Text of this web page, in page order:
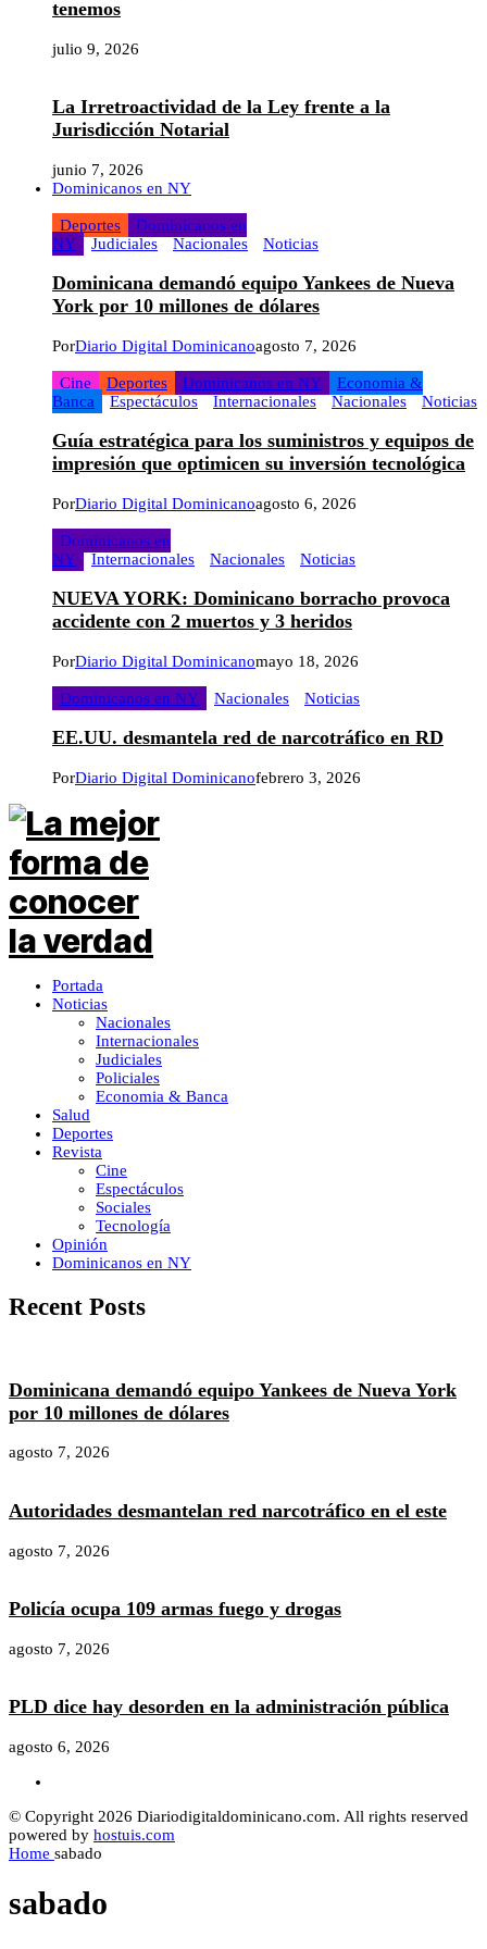
tenemos
julio 9, 2026
La Irretroactividad de la Ley frente a la
Jurisdicción Notarial
junio 7, 2026
Dominicanos en NY
Deportes
Dominicanos en
NY
Judiciales Nacionales Noticias
Dominicana demandó equipo Yankees de Nueva
York por 10 millones de dólares
PorDiario Digital Dominicanoagosto 7, 2026
Cine Deportes Dominicanos en NY
Economia &
Banca
Espectáculos Internacionales Nacionales Noticias
Guía estratégica para los suministros y equipos de
impresión que optimicen su inversión tecnológica
PorDiario Digital Dominicanoagosto 6, 2026
Dominicanos en
NY
Internacionales Nacionales Noticias
NUEVA YORK: Dominicano borracho provoca
accidente con 2 muertos y 3 heridos
PorDiario Digital Dominicanomayo 18, 2026
Dominicanos en NY Nacionales Noticias
EE.UU. desmantela red de narcotráfico en RD
PorDiario Digital Dominicanofebrero 3, 2026
Portada
Noticias
Nacionales
Internacionales
Judiciales
Policiales
Economia & Banca
Salud
Deportes
Revista
Cine
Espectáculos
Sociales
Tecnología
Opinión
Dominicanos en NY
Recent Posts
Dominicana demandó equipo Yankees de Nueva York
por 10 millones de dólares
agosto 7, 2026
Autoridades desmantelan red narcotráfico en el este
agosto 7, 2026
Policía ocupa 109 armas fuego y drogas
agosto 7, 2026
PLD dice hay desorden en la administración pública
agosto 6, 2026
© Copyright 2026 Diariodigitaldominicano.com. All rights reserved
powered by hostuis.com
Home sabado
sabado